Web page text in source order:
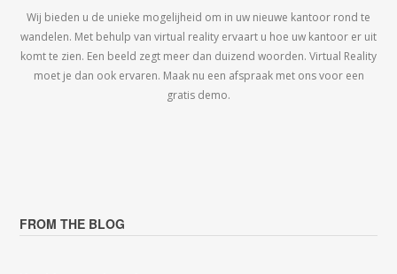
Wij bieden u de unieke mogelijheid om in uw nieuwe kantoor rond te
wandelen. Met behulp van virtual reality ervaart u hoe uw kantoor er uit
komt te zien. Een beeld zegt meer dan duizend woorden. Virtual Reality
moet je dan ook ervaren. Maak nu een afspraak met ons voor een
gratis demo.
FROM THE BLOG